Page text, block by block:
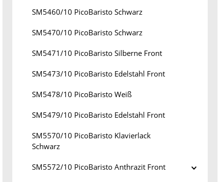
SM5460/10 PicoBaristo Schwarz
SM5470/10 PicoBaristo Schwarz
SM5471/10 PicoBaristo Silberne Front
SM5473/10 PicoBaristo Edelstahl Front
SM5478/10 PicoBaristo Weiß
SM5479/10 PicoBaristo Edelstahl Front
SM5570/10 PicoBaristo Klavierlack
Schwarz
SM5572/10 PicoBaristo Anthrazit Front